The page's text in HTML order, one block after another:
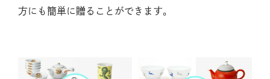
方にも簡単に贈ることができます。